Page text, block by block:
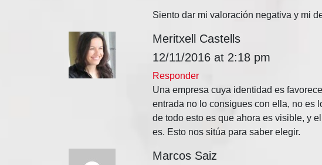
Siento dar mi valoración negativa y mi
Meritxell Castells
12/11/2016 at 2:18 pm
Responder
Una empresa cuya identidad es
entrada no lo consigues con ella, no es
de todo esto es que ahora es visible, y
es. Esto nos sitúa para saber elegir.
Marcos Saiz